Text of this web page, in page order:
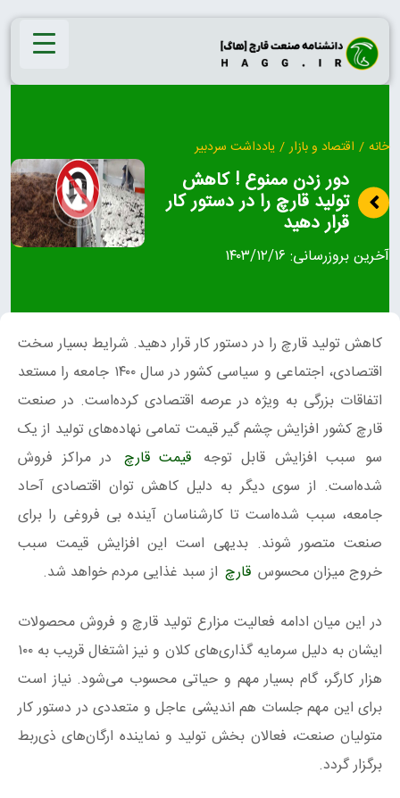
Skip
content
خانه / اقتصاد و بازار / یادداشت سردبیر
دور زدن ممنوع ! کاهش
تولید قارچ را در دستور کار
قرار دهید
آخرین بروزرسانی: ۱۴۰۳/۱۲/۱۶
کاهش تولید قارچ را در دستور کار قرار دهید. شرایط بسیار سخت
اقتصادی، اجتماعی و سیاسی کشور در سال ۱۴۰۰ جامعه را مستعد
اتفاقات بزرگی به ویژه در عرصه اقتصادی کرده‌است. در صنعت
قارچ کشور افزایش چشم گیر قیمت تمامی نهاده‌های تولید از یک
سو سبب افزایش قابل توجه قیمت قارچ در مراکز فروش
شده‌است. از سوی دیگر به دلیل کاهش توان اقتصادی آحاد
جامعه، سبب شده‌است تا کارشناسان آینده بی فروغی را برای
صنعت متصور شوند. بدیهی است این افزایش قیمت سبب
خروج میزان محسوس قارچ از سبد غذایی مردم خواهد شد.
در این میان ادامه فعالیت مزارع تولید قارچ و فروش محصولات
ایشان به دلیل سرمایه گذاری‌های کلان و نیز اشتغال قریب به ۱۰۰
هزار کارگر، گام بسیار مهم و حیاتی محسوب می‌شود. نیاز است
برای این مهم جلسات هم اندیشی عاجل و متعددی در دستور کار
متولیان صنعت، فعالان بخش تولید و نماینده ارگان‌های ذی‌ربط
برگزار گردد.